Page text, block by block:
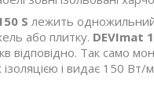
S лежить одножильний
або плитку. DEVImat
відповідно. Так само
і видає 150 Вт/